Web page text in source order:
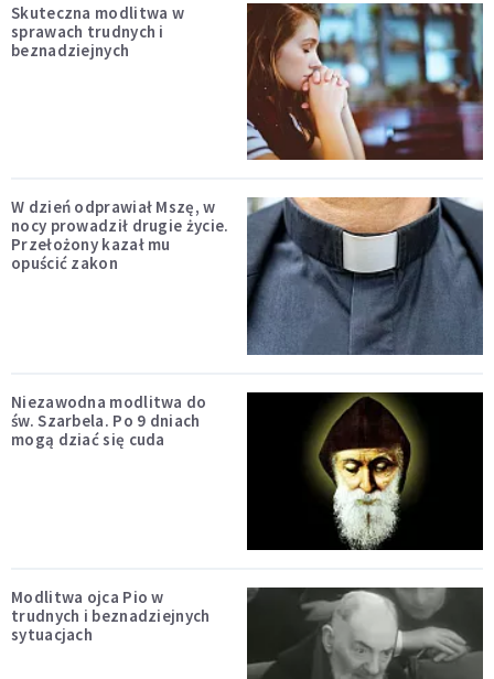
Skuteczna modlitwa w
sprawach trudnych i
beznadziejnych
W dzień odprawiał Mszę, w
nocy prowadził drugie życie.
Przełożony kazał mu
opuścić zakon
Niezawodna modlitwa do
św. Szarbela. Po 9 dniach
mogą dziać się cuda
Modlitwa ojca Pio w
trudnych i beznadziejnych
sytuacjach